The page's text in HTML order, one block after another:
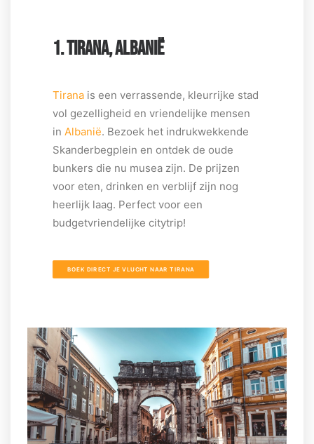
1. TIRANA, ALBANIË
Tirana is een verrassende, kleurrijke stad
vol gezelligheid en vriendelijke mensen
in Albanië. Bezoek het indrukwekkende
Skanderbegplein en ontdek de oude
bunkers die nu musea zijn. De prijzen
voor eten, drinken en verblijf zijn nog
heerlijk laag. Perfect voor een
budgetvriendelijke citytrip!
BOEK DIRECT JE VLUCHT NAAR TIRANA